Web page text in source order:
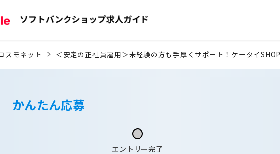
スモネット ＜安定の正社員雇用＞未経験の方も手厚くサポート！ケータイ
かんたん応募
エントリー完了